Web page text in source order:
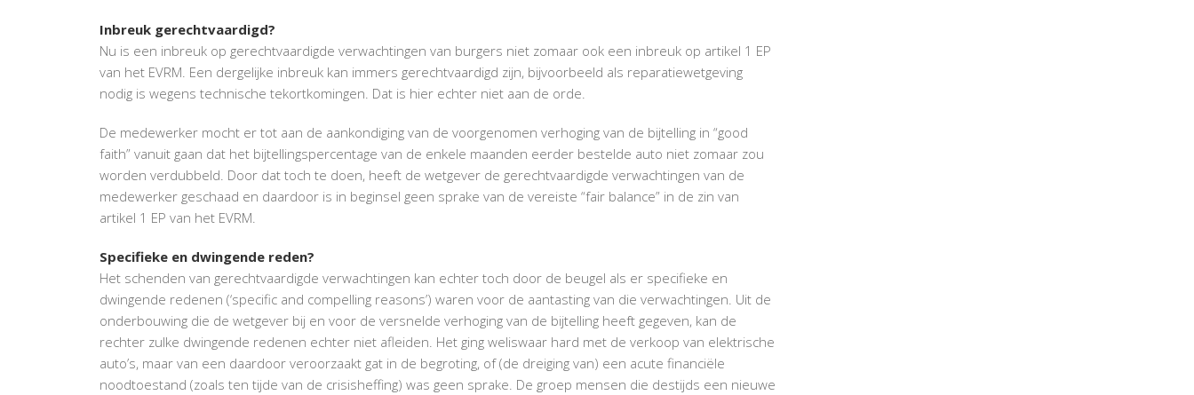
Inbreuk gerechtvaardigd?
Nu is een inbreuk op gerechtvaardigde verwachtingen van burgers niet zomaar ook een inbreuk op artikel 1 EP
van het EVRM. Een dergelijke inbreuk kan immers gerechtvaardigd zijn, bijvoorbeeld als reparatiewetgeving
nodig is wegens technische tekortkomingen. Dat is hier echter niet aan de orde.
De medewerker mocht er tot aan de aankondiging van de voorgenomen verhoging van de bijtelling in “good
faith” vanuit gaan dat het bijtellingspercentage van de enkele maanden eerder bestelde auto niet zomaar zou
worden verdubbeld. Door dat toch te doen, heeft de wetgever de gerechtvaardigde verwachtingen van de
medewerker geschaad en daardoor is in beginsel geen sprake van de vereiste “fair balance” in de zin van
artikel 1 EP van het EVRM.
Specifieke en dwingende reden?
Het schenden van gerechtvaardigde verwachtingen kan echter toch door de beugel als er specifieke en
dwingende redenen (‘specific and compelling reasons’) waren voor de aantasting van die verwachtingen. Uit de
onderbouwing die de wetgever bij en voor de versnelde verhoging van de bijtelling heeft gegeven, kan de
rechter zulke dwingende redenen echter niet afleiden. Het ging weliswaar hard met de verkoop van elektrische
auto’s, maar van een daardoor veroorzaakt gat in de begroting, of (de dreiging van) een acute financiële
noodtoestand (zoals ten tijde van de crisisheffing) was geen sprake. De groep mensen die destijds een nieuwe